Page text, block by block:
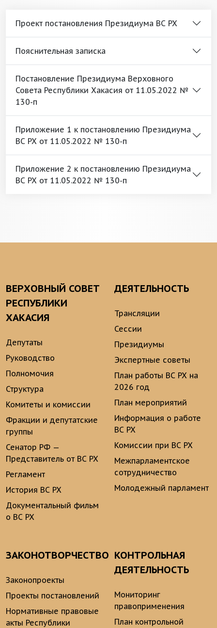
Проект постановления Президиума ВС РХ
Пояснительная записка
Постановление Президиума Верховного
Совета Республики Хакасия от 11.05.2022 №
130-п
Приложение 1 к постановлению Президиума
ВС РХ от 11.05.2022 № 130-п
Приложение 2 к постановлению Президиума
ВС РХ от 11.05.2022 № 130-п
ВЕРХОВНЫЙ СОВЕТ
РЕСПУБЛИКИ
ХАКАСИЯ
Депутаты
Руководство
Полномочия
Структура
Комитеты и комиссии
Фракции и депутатские
группы
Сенатор РФ —
Представитель от ВС РХ
Регламент
История ВС РХ
Документальный фильм
о ВС РХ
ДЕЯТЕЛЬНОСТЬ
Трансляции
Сессии
Президиумы
Экспертные советы
План работы ВС РХ на
2026 год
План мероприятий
Информация о работе
ВС РХ
Комиссии при ВС РХ
Межпарламентское
сотрудничество
Молодежный парламент
ЗАКОНОТВОРЧЕСТВО
Законопроекты
Проекты постановлений
Нормативные правовые
акты Республики
КОНТРОЛЬНАЯ
ДЕЯТЕЛЬНОСТЬ
Мониторинг
правоприменения
План контрольной